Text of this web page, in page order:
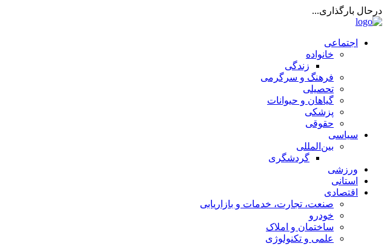
درحال بارگذاری...
اجتماعی
خانواده
زندگی
فرهنگ و سرگرمی
تحصیلی
گیاهان و حیوانات
پزشکی
حقوقی
سیاسی
بین‌المللی
گردشگری
ورزشی
استانی
اقتصادی
صنعت، تجارت، خدمات و بازاریابی
خودرو
ساختمان و املاک
علمی و تکنولوژی